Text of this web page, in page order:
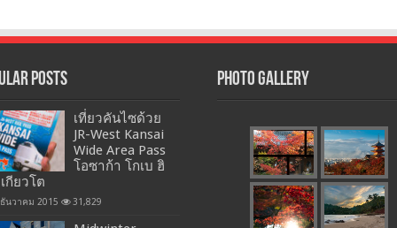
Posts
เที่ยวคันไซด้วย
JR-West Kansai
Wide Area Pass
โอซาก้า โกเบ ฮิ
กียวโต
นวาคม 2015 31,829
Photo Gallery